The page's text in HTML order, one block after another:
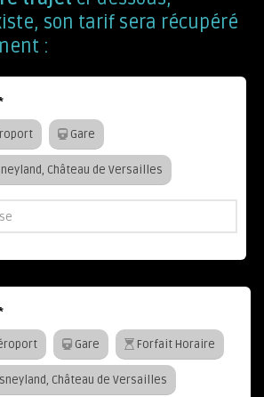
son tarif sera récupéré
:
Gare
Château de Versailles
Gare Forfait Horaire
Château de Versailles